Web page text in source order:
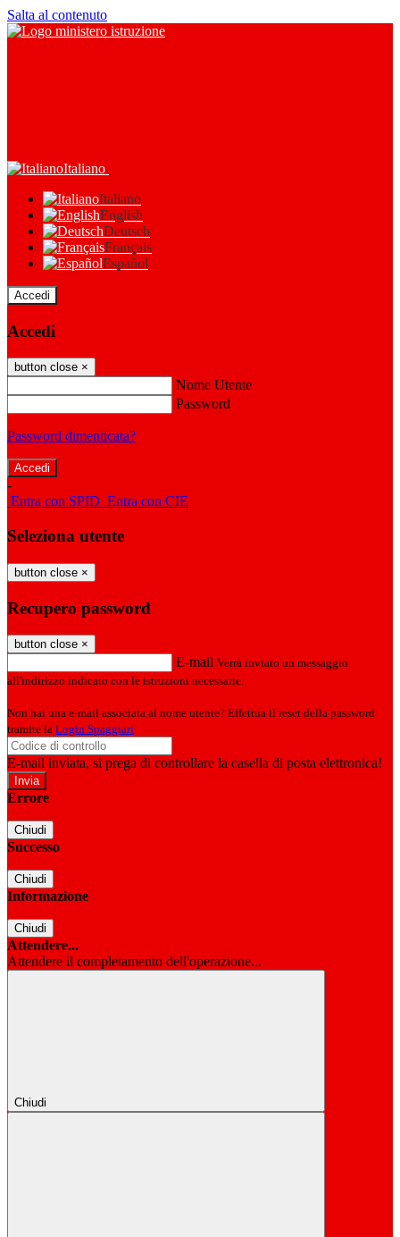
Salta al contenuto
Italiano
Italiano
English
Deutsch
Français
Español
Accedi
Accedi
button close ×
Nome Utente
Password
Password dimenticata?
-
Entra con SPID Entra con CIE
Seleziona utente
button close ×
Recupero password
button close ×
E-mail Verrà inviato un messaggio
all'indirizzo indicato con le istruzioni necessarie.
Non hai una e-mail associata al nome utente? Effettua il reset della password
tramite la Login Spaggiari
E-mail inviata, si prega di controllare la casella di posta elettronica!
Errore
Chiudi
Successo
Chiudi
Informazione
Chiudi
Attendere...
Attendere il completamento dell'operazione...
Chiudi